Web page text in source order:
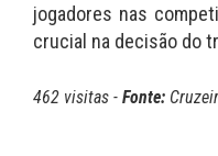
jogadores nas
crucial na decisão do
462 visitas - Fonte: